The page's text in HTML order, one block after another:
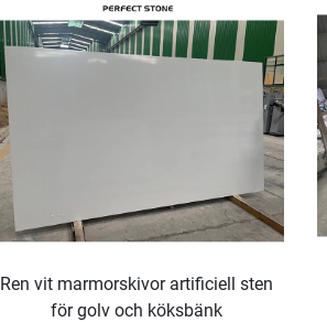
Ren vit marmorskivor artificiell sten
för golv och köksbänk